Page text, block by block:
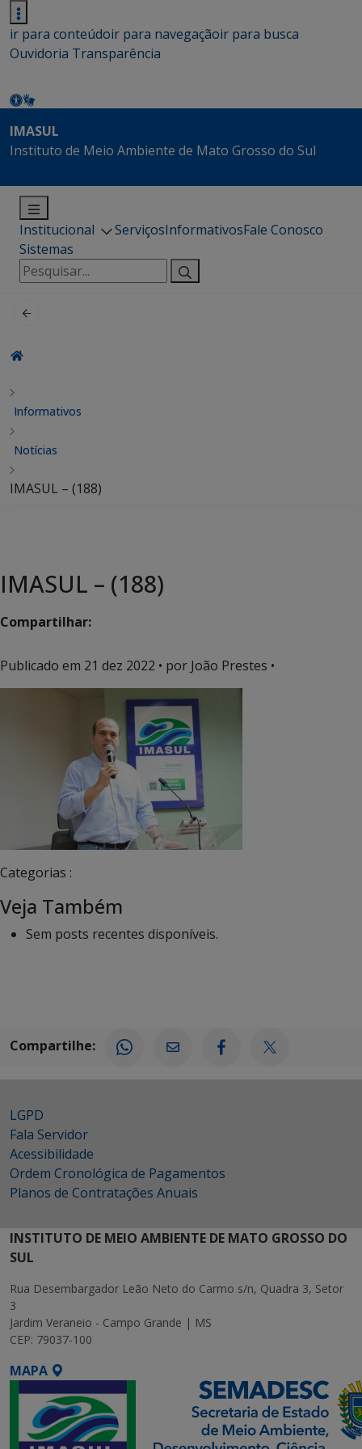
ir para conteúdoir para navegaçãoir para busca
Ouvidoria Transparência
IMASUL
Instituto de Meio Ambiente de Mato Grosso do Sul
Institucional ServiçosInformativosFale Conosco
Sistemas
Pesquisar
por:
Informativos
Notícias
IMASUL – (188)
IMASUL – (188)
Compartilhar:
Publicado em 21 dez 2022 • por João Prestes •
Categorias :
Veja Também
Sem posts recentes disponíveis.
Compartilhe:
LGPD
Fala Servidor
Acessibilidade
Ordem Cronológica de Pagamentos
Planos de Contratações Anuais
INSTITUTO DE MEIO AMBIENTE DE MATO GROSSO DO
SUL
Rua Desembargador Leão Neto do Carmo s/n, Quadra 3, Setor
3
Jardim Veraneio - Campo Grande | MS
CEP: 79037-100
MAPA